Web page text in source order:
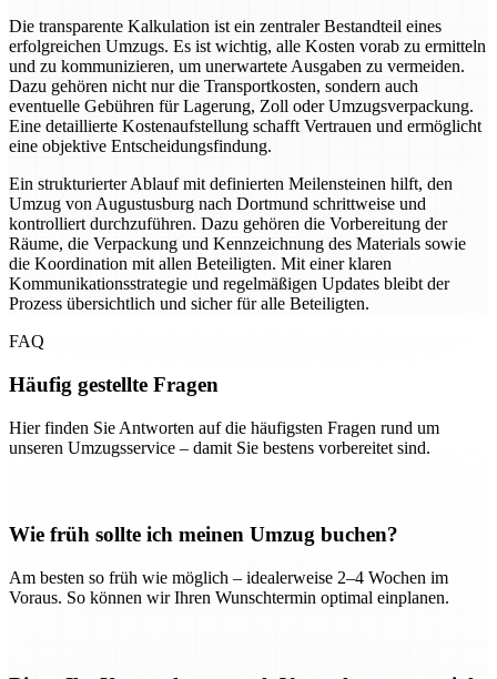
Die transparente Kalkulation ist ein zentraler Bestandteil eines
erfolgreichen Umzugs. Es ist wichtig, alle Kosten vorab zu ermitteln
und zu kommunizieren, um unerwartete Ausgaben zu vermeiden.
Dazu gehören nicht nur die Transportkosten, sondern auch
eventuelle Gebühren für Lagerung, Zoll oder Umzugsverpackung.
Eine detaillierte Kostenaufstellung schafft Vertrauen und ermöglicht
eine objektive Entscheidungsfindung.
Ein strukturierter Ablauf mit definierten Meilensteinen hilft, den
Umzug von Augustusburg nach Dortmund schrittweise und
kontrolliert durchzuführen. Dazu gehören die Vorbereitung der
Räume, die Verpackung und Kennzeichnung des Materials sowie
die Koordination mit allen Beteiligten. Mit einer klaren
Kommunikationsstrategie und regelmäßigen Updates bleibt der
Prozess übersichtlich und sicher für alle Beteiligten.
FAQ
Häufig gestellte Fragen
Hier finden Sie Antworten auf die häufigsten Fragen rund um
unseren Umzugsservice – damit Sie bestens vorbereitet sind.
Wie früh sollte ich meinen Umzug buchen?
Am besten so früh wie möglich – idealerweise 2–4 Wochen im
Voraus. So können wir Ihren Wunschtermin optimal einplanen.